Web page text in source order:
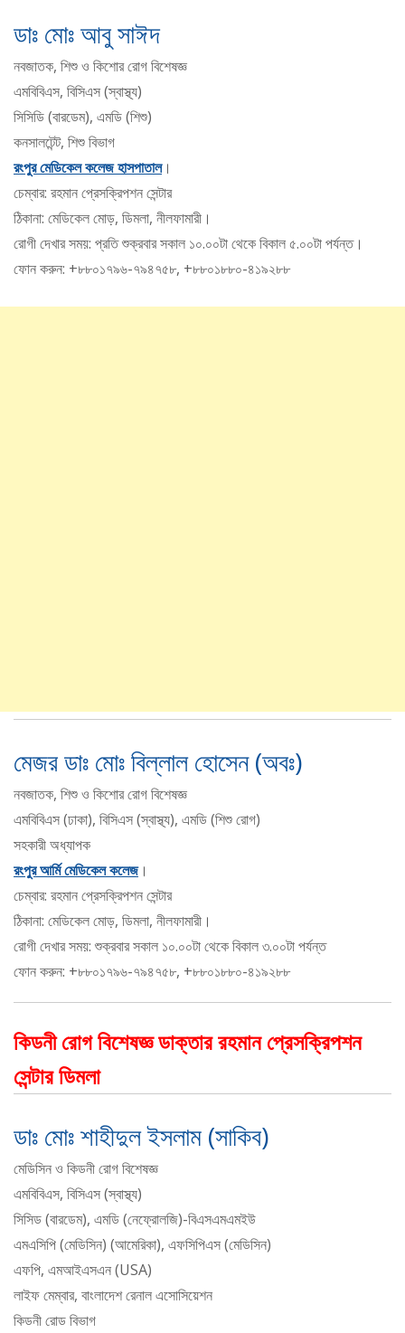
ডাঃ মোঃ আবু সাঈদ
নবজাতক, শিশু ও কিশোর রোগ বিশেষজ্ঞ
এমবিবিএস, বিসিএস (স্বাস্থ্য)
সিসিডি (বারডেম), এমডি (শিশু)
কনসালটেন্ট, শিশু বিভাগ
রংপুর মেডিকেল কলেজ হাসপাতাল।
চেম্বার: রহমান প্রেসক্রিপশন সেন্টার
ঠিকানা: মেডিকেল মোড়, ডিমলা, নীলফামারী।
রোগী দেখার সময়: প্রতি শুক্রবার সকাল ১০.০০টা থেকে বিকাল ৫.০০টা পর্যন্ত।
ফোন করুন: +৮৮০১৭৯৬-৭৯৪৭৫৮, +৮৮০১৮৮০-৪১৯২৮৮
মেজর ডাঃ মোঃ বিল্লাল হোসেন (অবঃ)
নবজাতক, শিশু ও কিশোর রোগ বিশেষজ্ঞ
এমবিবিএস (ঢাকা), বিসিএস (স্বাস্থ্য), এমডি (শিশু রোগ)
সহকারী অধ্যাপক
রংপুর আর্মি মেডিকেল কলেজ।
চেম্বার: রহমান প্রেসক্রিপশন সেন্টার
ঠিকানা: মেডিকেল মোড়, ডিমলা, নীলফামারী।
রোগী দেখার সময়: শুক্রবার সকাল ১০.০০টা থেকে বিকাল ৩.০০টা পর্যন্ত
ফোন করুন: +৮৮০১৭৯৬-৭৯৪৭৫৮, +৮৮০১৮৮০-৪১৯২৮৮
কিডনী রোগ বিশেষজ্ঞ ডাক্তার রহমান প্রেসক্রিপশন
সেন্টার ডিমলা
ডাঃ মোঃ শাহীদুল ইসলাম (সাকিব)
মেডিসিন ও কিডনী রোগ বিশেষজ্ঞ
এমবিবিএস, বিসিএস (স্বাস্থ্য)
সিসিড (বারডেম), এমডি (নেফ্রোলজি)-বিএসএমএমইউ
এমএসিপি (মেডিসিন) (আমেরিকা), এফসিপিএস (মেডিসিন)
এফপি, এমআইএসএন (USA)
লাইফ মেম্বার, বাংলাদেশ রেনাল এসোসিয়েশন
কিডনী রোড বিভাগ